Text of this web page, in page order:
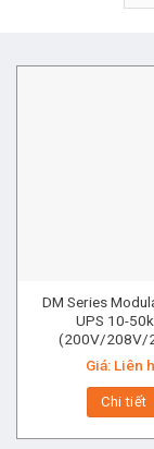
DM Series
UPS 10-
(200V/208V/
Giá: Liên
Chi tiết